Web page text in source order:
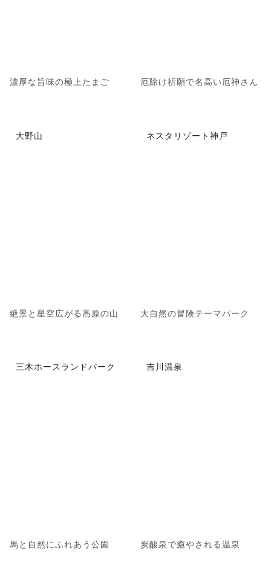
濃厚な旨味の極上たまご 厄除け祈願で名高い厄神さん
大野山
絶景と星空広がる高原の山
ネスタリゾート神戸
大自然の冒険テーマパーク
三木ホースランドパーク
馬と自然にふれあう公園
吉川温泉
炭酸泉で癒やされる温泉